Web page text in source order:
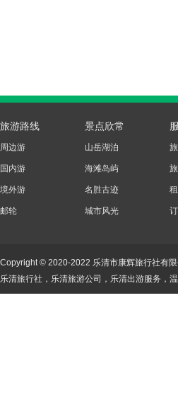
旅游路线
周边游
国内游
境外游
邮轮
景点欣常
山岳湖泊
海滩岛屿
名胜古迹
城市风光
Copyright © 2020-2022 乐清市康辉旅行社
乐清旅行社，乐清旅游公司，乐清出游服务，